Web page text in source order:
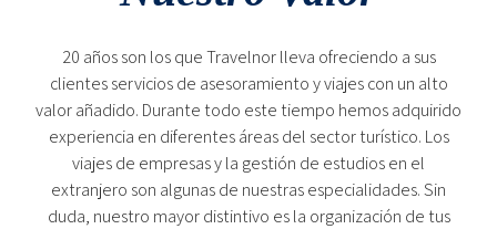
20 años son los que Travelnor lleva ofreciendo a sus
clientes servicios de asesoramiento y viajes con un alto
valor añadido. Durante todo este tiempo hemos adquirido
experiencia en diferentes áreas del sector turístico. Los
viajes de empresas y la gestión de estudios en el
extranjero son algunas de nuestras especialidades. Sin
duda, nuestro mayor distintivo es la organización de tus